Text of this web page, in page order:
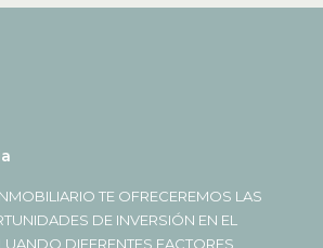
TE OFRECEREMOS LAS
DE INVERSIÓN EN EL
DIFERENTES FACTORES